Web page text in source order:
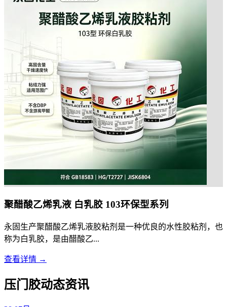
聚醋酸乙烯乳液 白乳胶 103环保型系列
永固生产聚醋酸乙烯乳液胶粘剂是一种优良的水性胶粘剂，也
称为白乳胶，是由醋酸乙...
查看详情 →
压门胶动态资讯